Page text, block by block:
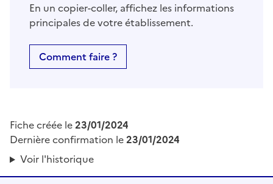
En un copier-coller, affichez les informations
principales de votre établissement.
Comment faire ?
Fiche créée le23/01/2024
Dernière confirmation le23/01/2024
Voir l'historique